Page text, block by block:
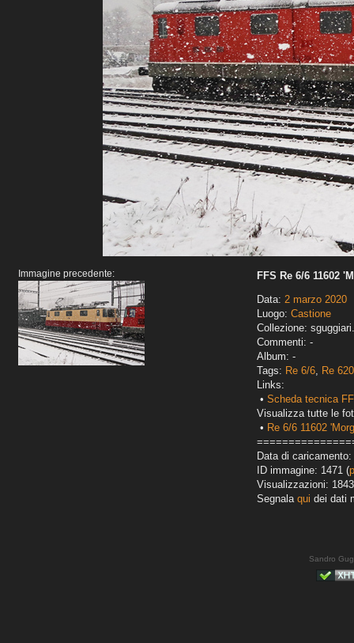
Immagine precedente:
FFS Re 6/6 11602
Data: 2 marzo 2020
Luogo: Castione
Collezione:
Commenti: -
Album: -
Tags: Re 6/6, Re 620
Links:
• Scheda tecnica
Visualizza tutte le
• Re 6/6 11602
Data di caricamento:
ID immagine: 1471 (
Visualizzazioni: 1843
Segnala qui dei dati
Sandro